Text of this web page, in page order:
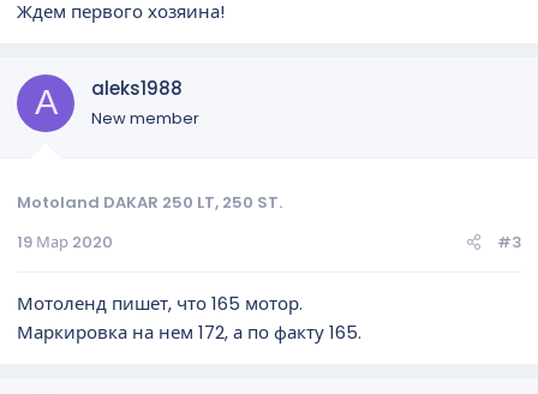
Ждем первого хозяина!
A aleks1988
New member
Motoland DAKAR 250 LT, 250 ST.
19 Мар 2020
#3
Мотоленд пишет, что 165 мотор.
Маркировка на нем 172, а по факту 165.